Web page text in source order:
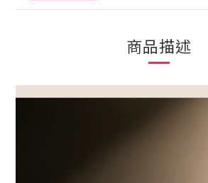
商品描述